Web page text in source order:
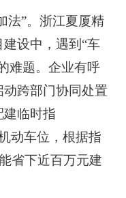
法”。浙江夏厦精
设中，遇到“车
难题。企业有呼
跨部门协同处置
建临时指
动车位，根据指
省下近百万元建